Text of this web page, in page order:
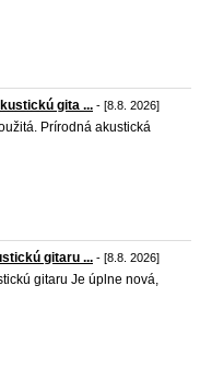
gita ... - [8.8. 2026]
Prírodná akustická
gitaru ... - [8.8. 2026]
gitaru Je úplne nová,